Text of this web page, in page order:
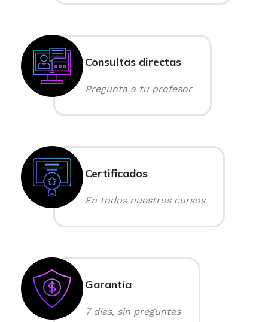
Consultas directas
Pregunta a tu profesor
Certificados
En todos nuestros cursos
Garantía
7 días, sin preguntas